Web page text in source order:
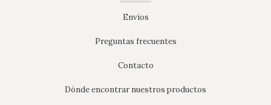
Envíos
Preguntas frecuentes
Contacto
Dónde encontrar nuestros productos